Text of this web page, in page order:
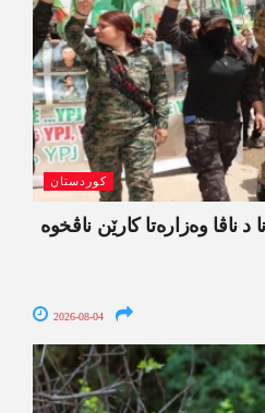
کوردستان
د ناڤا وەزارەتا کارێن ناڤخوە
2026-08-04